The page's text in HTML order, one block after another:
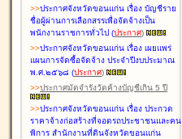
>>ประกาศจังหวัดขอนแก่น เรื่อง บัญชีราย
ชื่อผู้ผ่านการเลือกสรรเพื่อจัดจ้างเป็น
พนักงานราชการทั่วไป (ประกาศ)
>>ประกาศจังหวัดขอนแก่น เรื่อง เผยแพร่
แผนการจัดซื้อจัดจ้าง ประจำปีงบประมาณ
พ.ศ.๒๕๖๘ (ประกาศ)
>>ประกาศมัดจำรังวัดค้างบัญชีเกิน 5 ปี
>>ประกาศจังหวัดขอนแก่น เรื่อง ประกวด
ราคาจ้างก่อสร้างที่จอดรถประชาชนและคน
พิการ สำนักงานที่ดินจังหวัดขอนแก่น